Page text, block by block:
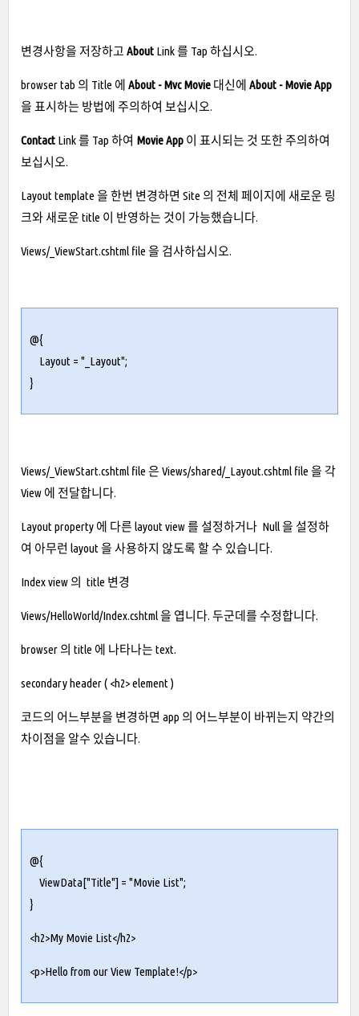
변경사항을 저장하고 About Link 를 Tap 하십시오.
browser tab 의 Title 에 About - Mvc Movie 대신에 About - Movie App
을 표시하는 방법에 주의하여 보십시오.
Contact Link 를 Tap 하여 Movie App 이 표시되는 것 또한 주의하여
보십시오.
Layout template 을 한번 변경하면 Site 의 전체 페이지에 새로운 링
크와 새로운 title 이 반영하는 것이 가능했습니다.
Views/_ViewStart.cshtml file 을 검사하십시오.
@{
Layout = "_Layout";
}
Views/_ViewStart.cshtml file 은 Views/shared/_Layout.cshtml file 을 각
View 에 전달합니다.
Layout property 에 다른 layout view 를 설정하거나 Null 을 설정하
여 아무런 layout 을 사용하지 않도록 할 수 있습니다.
Index view 의 title 변경
Views/HelloWorld/Index.cshtml 을 엽니다. 두군데를 수정합니다.
browser 의 title 에 나타나는 text.
secondary header ( <h2> element )
코드의 어느부분을 변경하면 app 의 어느부분이 바뀌는지 약간의
차이점을 알수 있습니다.
@{
ViewData["Title"] = "Movie List";
}
<h2>My Movie List</h2>
<p>Hello from our View Template!</p>